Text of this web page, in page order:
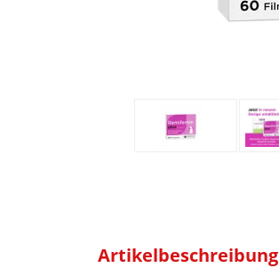
Artikelbeschreibung